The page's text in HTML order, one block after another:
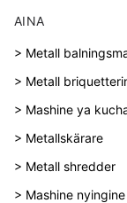
AINA
> Metall
> Metall
> Mashine ya
> Metallskärare
> Metall shredder
> Mashine